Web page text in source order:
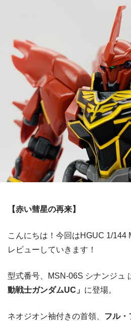
【赤い彗星の再来】
こんにちは！今回はHGUC 1/144
レビューしていきます！
型式番号、MSN-06S シナンジュ
動戦士ガンダムUC」 に登場。
ネオジオン袖付きの首領、 フル・